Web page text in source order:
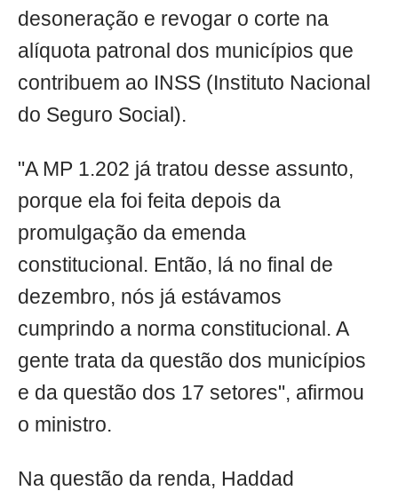
desoneração e revogar o corte na
alíquota patronal dos municípios que
contribuem ao INSS (Instituto Nacional
do Seguro Social).
"A MP 1.202 já tratou desse assunto,
porque ela foi feita depois da
promulgação da emenda
constitucional. Então, lá no final de
dezembro, nós já estávamos
cumprindo a norma constitucional. A
gente trata da questão dos municípios
e da questão dos 17 setores", afirmou
o ministro.
Na questão da renda, Haddad